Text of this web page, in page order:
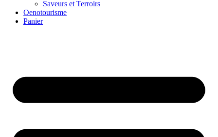
Saveurs et Terroirs
Oenotourisme
Panier